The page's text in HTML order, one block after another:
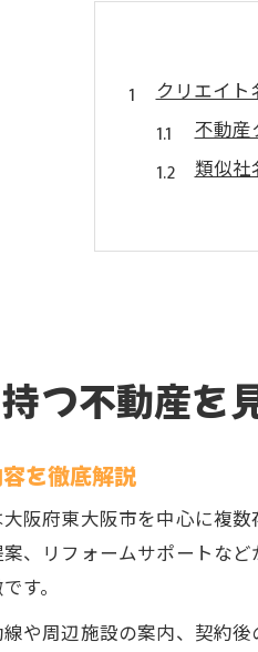
クリエイ
不動産
類似社
大阪
クリエ
不動産
東大阪
不動産ク
取扱
つ不動産を
を徹底解説
阪府東大阪市を中心に複
、リフォームサポートな
す。
や周辺施設の案内、契約